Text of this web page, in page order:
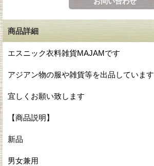
商品詳細
エスニック衣料雑貨MAJAMです
アジアン物の服や雑貨等を出品しています
宜しくお願い致します
【商品説明】
新品
男女兼用